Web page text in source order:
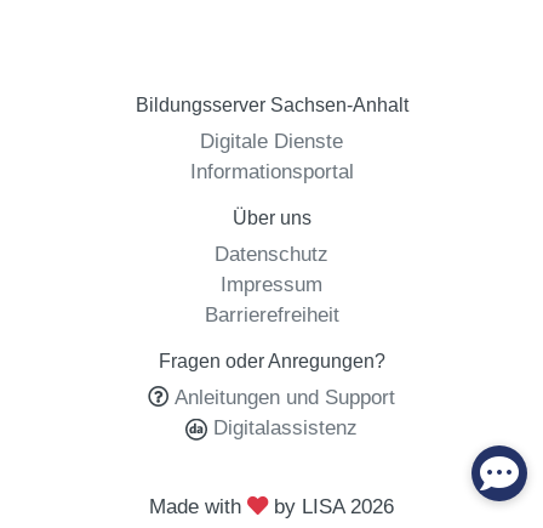
Bildungsserver Sachsen-Anhalt
Digitale Dienste
Informationsportal
Über uns
Datenschutz
Impressum
Barrierefreiheit
Fragen oder Anregungen?
Anleitungen und Support
Digitalassistenz
Made with by LISA2026